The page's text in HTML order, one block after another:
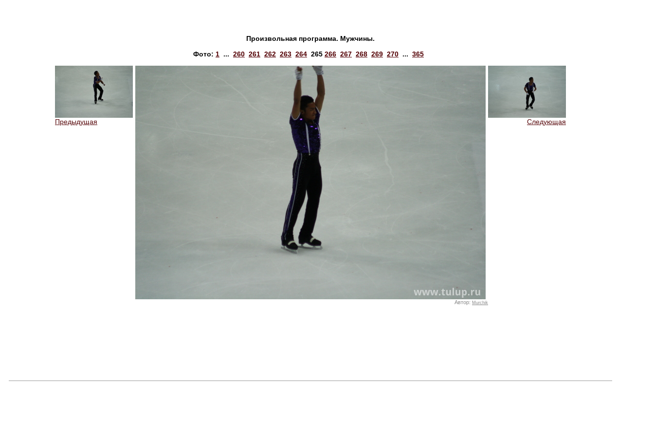
Произвольная программа. Мужчины.
Фото: 1 ... 260 261 262 263 264 265 266 267 268 269 270 ... 365
Предыдущая
Автор: Murchik
Следующая